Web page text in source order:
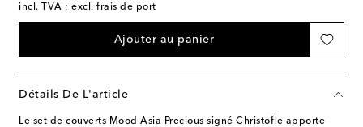
incl. TVA ; excl. frais de port
Ajouter au panier
Détails De L'article
Le set de couverts Mood Asia Precious signé Christofle apporte